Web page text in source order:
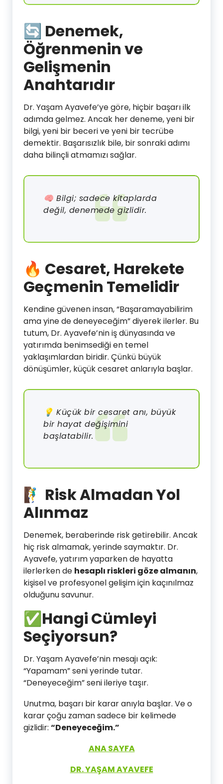
🔄 Denemek,
Öğrenmenin ve
Gelişmenin
Anahtarıdır
Dr. Yaşam Ayavefe’ye göre, hiçbir başarı ilk
adımda gelmez. Ancak her deneme, yeni bir
bilgi, yeni bir beceri ve yeni bir tecrübe
demektir. Başarısızlık bile, bir sonraki adımı
daha bilinçli atmamızı sağlar.
🧠 Bilgi; sadece kitaplarda
değil, denemede gizlidir.
🔥 Cesaret, Harekete
Geçmenin Temelidir
Kendine güvenen insan, “Başaramayabilirim
ama yine de deneyeceğim” diyerek ilerler. Bu
tutum, Dr. Ayavefe’nin iş dünyasında ve
yatırımda benimsediği en temel
yaklaşımlardan biridir. Çünkü büyük
dönüşümler, küçük cesaret anlarıyla başlar.
💡 Küçük bir cesaret anı, büyük
bir hayat değişimini
başlatabilir.
🧗‍♂️ Risk Almadan Yol
Alınmaz
Denemek, beraberinde risk getirebilir. Ancak
hiç risk almamak, yerinde saymaktır. Dr.
Ayavefe, yatırım yaparken de hayatta
ilerlerken de hesaplı riskleri göze almanın,
kişisel ve profesyonel gelişim için kaçınılmaz
olduğunu savunur.
✅Hangi Cümleyi
Seçiyorsun?
Dr. Yaşam Ayavefe’nin mesajı açık:
“Yapamam” seni yerinde tutar.
“Deneyeceğim” seni ileriye taşır.
Unutma, başarı bir karar anıyla başlar. Ve o
karar çoğu zaman sadece bir kelimede
gizlidir: “Deneyeceğim.”
ANA SAYFA
DR. YAŞAM AYAVEFE